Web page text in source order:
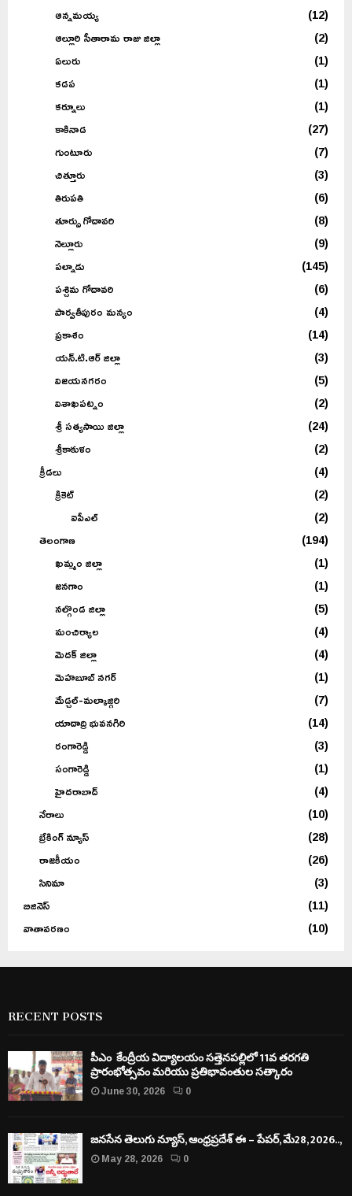
ఆన్నమయ్య
(12)
ఆల్లూరి సీతారామ రాజు జిల్లా
(2)
ఏలురు
(1)
కడప
(1)
కర్నూలు
(1)
కాకినాడ
(27)
గుంటూరు
(7)
చిత్తూరు
(3)
తిరుపతి
(6)
తూర్పు గోదావరి
(8)
నెల్లూరు
(9)
పల్నాడు
(145)
పశ్చిమ గోదావరి
(6)
పార్వతీపురం మన్యం
(4)
ప్రకాశం
(14)
యన్.టి.ఆర్ జిల్లా
(3)
విజయనగరం
(5)
విశాఖపట్నం
(2)
శ్రీ సత్యసాయి జిల్లా
(24)
శ్రీకాకుళం
(2)
క్రీడలు
(4)
క్రికెట్
(2)
ఐపీఎల్
(2)
తెలంగాణ
(194)
ఖమ్మం జిల్లా
(1)
జనగాం
(1)
నల్గొండ జిల్లా
(5)
మంచిర్యాల
(4)
మెదక్ జిల్లా
(4)
మెహబూబ్ నగర్
(1)
మేడ్చల్-మల్కాజ్గిరి
(7)
యాదాద్రి భువనగిరి
(14)
రంగారెడ్డి
(3)
సంగారెడ్డి
(1)
హైదరాబాద్
(4)
నేరాలు
(10)
బ్రేకింగ్ న్యూస్
(28)
రాజకీయం
(26)
సినిమా
(3)
బిజినెస్
(11)
వాతావరణం
(10)
RECENT POSTS
పీఎం కేంద్రీయ విద్యాలయం సత్తెనపల్లిలో 11వ తరగతి
ప్రారంభోత్సవం మరియు ప్రతిభావంతుల సత్కారం
June 30, 2026
0
జనసేన తెలుగు న్యూస్, ఆంధ్రప్రదేశ్ ఈ – పేపర్, మే28, 2026..,
May 28, 2026
0